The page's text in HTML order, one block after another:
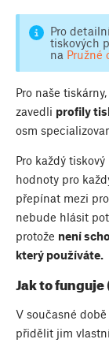
Pro
tiskových
na Pružné
Pro naše
zavedli profily
osm
Pro každý
hodnoty pro
přepínat mezi
nebude hlásit
protože není
který používáte.
Jak to
V současné
přidělit jim